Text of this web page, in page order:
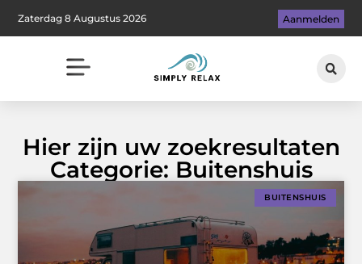
Zaterdag 8 Augustus 2026 Aanmelden
Hier zijn uw zoekresultaten
Categorie: Buitenshuis
BUITENSHUIS